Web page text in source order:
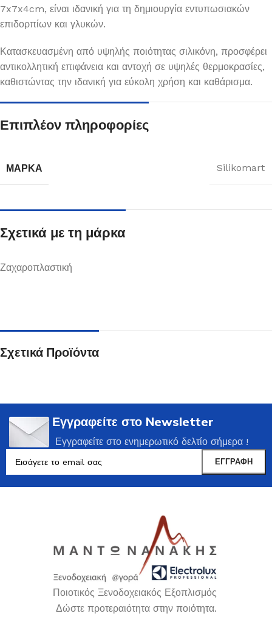
7x7x4cm, είναι ιδανική για τη δημιουργία εντυπωσιακών
επιδορπίων και γλυκών.
Κατασκευασμένη από υψηλής ποιότητας σιλικόνη, προσφέρει
αντικολλητική επιφάνεια και αντοχή σε υψηλές θερμοκρασίες,
καθιστώντας την ιδανική για εύκολη χρήση και καθάρισμα.
Επιπλέον πληροφορίες
ΜΆΡΚΑ Silikomart
Σχετικά με τη μάρκα
Ζαχαροπλαστική
Σχετικά Προϊόντα
Εγγραφείτε στο Newsletter
Εγγραφείτε στο ενημερωτικό δελτίο σήμερα !
Ποιοτικός Ξενοδοχειακός Εξοπλισμός
Δώστε προτεραιότητα στην ποιότητα.